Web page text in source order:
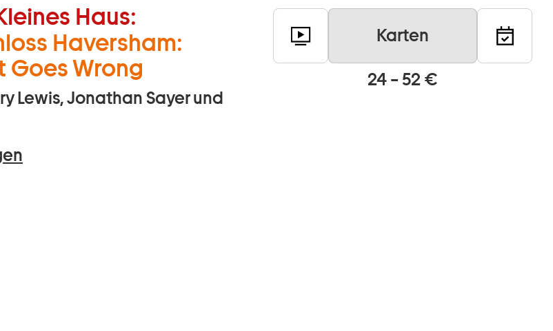
Haus:
Haversham:
Goes Wrong
Lewis, Jonathan Sayer und
Karten
24 – 52 €